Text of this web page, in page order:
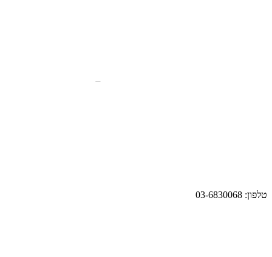
טלפון: 03-6830068